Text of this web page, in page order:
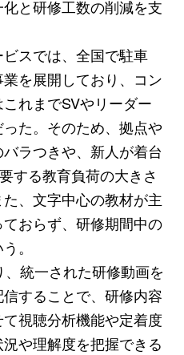
と研修工数の削減を支
スでは、全国で駐車
を展開しており、コン
れまでSVやリーダー
た。そのため、拠点や
ラつきや、新人が着台
する教育負荷の大きさ
、文字中心の教材が主
おらず、研修期間中の
。
統一された研修動画を
することで、研修内容
視聴分析機能や定着度
や理解度を把握できる